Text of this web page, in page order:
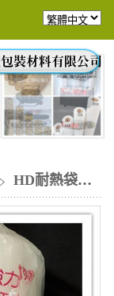
HD耐熱袋袋裝系列